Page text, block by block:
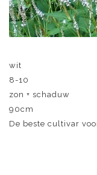
wit
8-10
zon + schaduw
90cm
De beste cultivar